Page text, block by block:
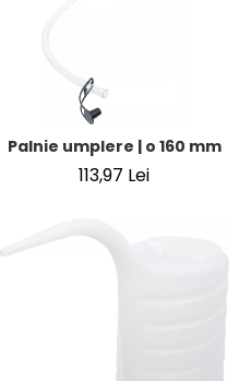
Palnie umplere | o 160 mm
113,97 Lei